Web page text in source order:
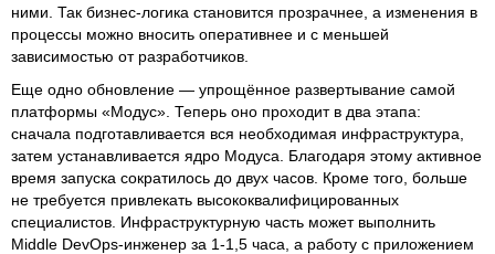
ними. Так бизнес-логика становится прозрачнее, а изменения в
процессы можно вносить оперативнее и с меньшей
зависимостью от разработчиков.
Еще одно обновление — упрощённое развертывание самой
платформы «Модус». Теперь оно проходит в два этапа:
сначала подготавливается вся необходимая инфраструктура,
затем устанавливается ядро Модуса. Благодаря этому активное
время запуска сократилось до двух часов. Кроме того, больше
не требуется привлекать высококвалифицированных
специалистов. Инфраструктурную часть может выполнить
Middle DevOps-инженер за 1-1,5 часа, а работу с приложением